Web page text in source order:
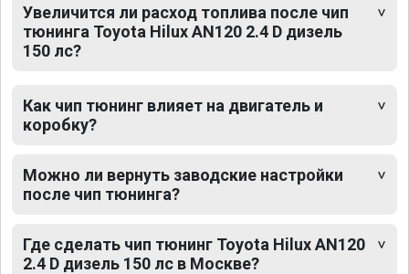
Увеличится ли расход топлива после чип
тюнинга Toyota Hilux AN120 2.4 D дизель
150 лс?
Как чип тюнинг влияет на двигатель и
коробку?
Можно ли вернуть заводские настройки
после чип тюнинга?
Где сделать чип тюнинг Toyota Hilux AN120
2.4 D дизель 150 лс в Москве?